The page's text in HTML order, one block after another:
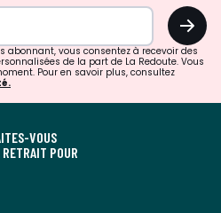
OK
abonnant, vous consentez à recevoir des
de la part de La Redoute. Vous
Pour en savoir plus, consultez
VOUS
POUR